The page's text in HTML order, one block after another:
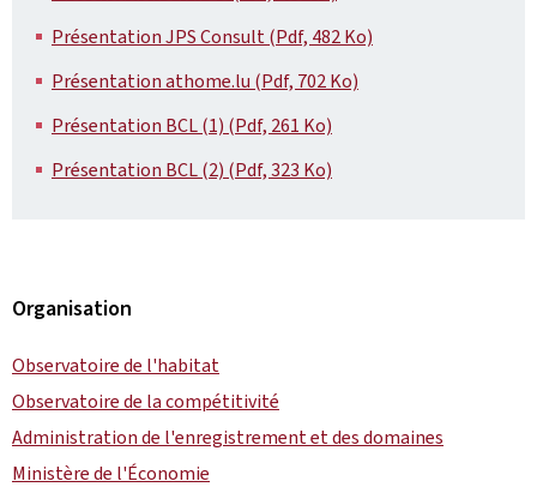
Présentation JPS Consult (Pdf, 482 Ko)
Présentation athome.lu (Pdf, 702 Ko)
Présentation BCL (1) (Pdf, 261 Ko)
Présentation BCL (2) (Pdf, 323 Ko)
Organisation
Observatoire de l'habitat
Observatoire de la compétitivité
Administration de l'enregistrement et des domaines
Ministère de l'Économie